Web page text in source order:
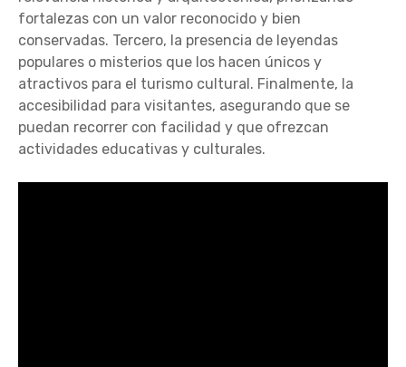
fortalezas con un valor reconocido y bien
conservadas. Tercero, la presencia de leyendas
populares o misterios que los hacen únicos y
atractivos para el turismo cultural. Finalmente, la
accesibilidad para visitantes, asegurando que se
puedan recorrer con facilidad y que ofrezcan
actividades educativas y culturales.